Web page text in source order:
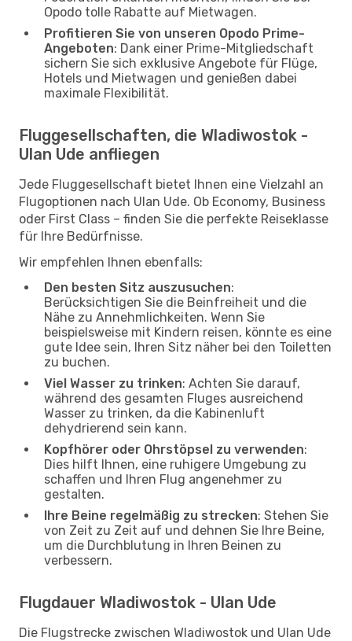
Opodo tolle Rabatte auf Mietwagen.
Profitieren Sie von unseren Opodo Prime-
Angeboten: Dank einer Prime-Mitgliedschaft
sichern Sie sich exklusive Angebote für Flüge,
Hotels und Mietwagen und genießen dabei
maximale Flexibilität.
Fluggesellschaften, die Wladiwostok -
Ulan Ude anfliegen
Jede Fluggesellschaft bietet Ihnen eine Vielzahl an
Flugoptionen nach Ulan Ude. Ob Economy, Business
oder First Class – finden Sie die perfekte Reiseklasse
für Ihre Bedürfnisse.
Wir empfehlen Ihnen ebenfalls:
Den besten Sitz auszusuchen:
Berücksichtigen Sie die Beinfreiheit und die
Nähe zu Annehmlichkeiten. Wenn Sie
beispielsweise mit Kindern reisen, könnte es eine
gute Idee sein, Ihren Sitz näher bei den Toiletten
zu buchen.
Viel Wasser zu trinken: Achten Sie darauf,
während des gesamten Fluges ausreichend
Wasser zu trinken, da die Kabinenluft
dehydrierend sein kann.
Kopfhörer oder Ohrstöpsel zu verwenden:
Dies hilft Ihnen, eine ruhigere Umgebung zu
schaffen und Ihren Flug angenehmer zu
gestalten.
Ihre Beine regelmäßig zu strecken: Stehen Sie
von Zeit zu Zeit auf und dehnen Sie Ihre Beine,
um die Durchblutung in Ihren Beinen zu
verbessern.
Flugdauer Wladiwostok - Ulan Ude
Die Flugstrecke zwischen Wladiwostok und Ulan Ude